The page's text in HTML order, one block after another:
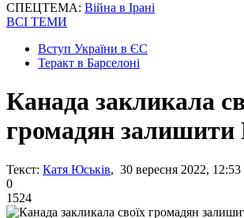
СПЕЦТЕМА: Війна в Ірані
ВСІ ТЕМИ
Вступ України в ЄС
Теракт в Барселоні
Канада закликала
громадян
Текст: Катя Юськів, 30 вересня 2022, 12:53
0
1524